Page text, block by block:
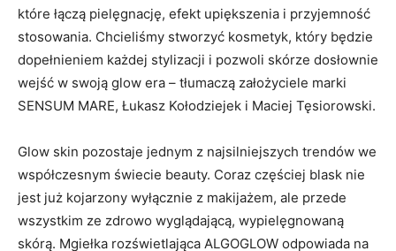
które łączą pielęgnację, efekt upiększenia i przyjemność
stosowania. Chcieliśmy stworzyć kosmetyk, który będzie
dopełnieniem każdej stylizacji i pozwoli skórze dosłownie
wejść w swoją glow era – tłumaczą założyciele marki
SENSUM MARE, Łukasz Kołodziejek i Maciej Tęsiorowski.
Glow skin pozostaje jednym z najsilniejszych trendów we
współczesnym świecie beauty. Coraz częściej blask nie
jest już kojarzony wyłącznie z makijażem, ale przede
wszystkim ze zdrowo wyglądającą, wypielęgnowaną
skórą. Mgiełka rozświetlająca ALGOGLOW odpowiada na